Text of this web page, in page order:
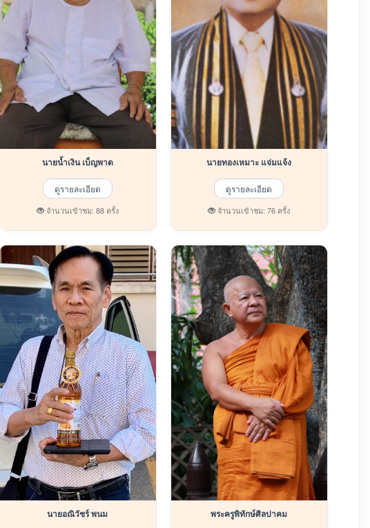
นายน้ำเงิน เบ็ญพาด
ดูรายละเอียด
จำนวนเข้าชม: 88 ครั้ง
นายทองเหมาะ แจ่มแจ้ง
ดูรายละเอียด
จำนวนเข้าชม: 76 ครั้ง
นายอณิวัชร์ พนม พระครูพิทักษ์ศิลปาคม